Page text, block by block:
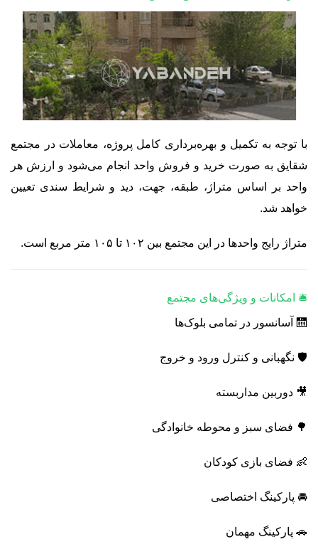
با توجه به تکمیل و بهره‌برداری کامل پروژه، معاملات در مجتمع
شقایق به صورت خرید و فروش واحد انجام می‌شود و ارزش هر
واحد بر اساس متراژ، طبقه، جهت، دید و شرایط سندی تعیین
خواهد شد.
متراژ رایج واحدها در این مجتمع بین ۱۰۲ تا ۱۰۵ متر مربع است.
🛎️ امکانات و ویژگی‌های مجتمع
🛗 آسانسور در تمامی بلوک‌ها
🛡️ نگهبانی و کنترل ورود و خروج
🎥 دوربین مداربسته
🌳 فضای سبز و محوطه خانوادگی
👶 فضای بازی کودکان
🚘 پارکینگ اختصاصی
🚗 پارکینگ مهمان